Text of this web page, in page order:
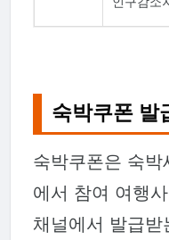
숙박쿠폰 발
숙박쿠폰은 숙
에서 참여 여행
채널에서 발급